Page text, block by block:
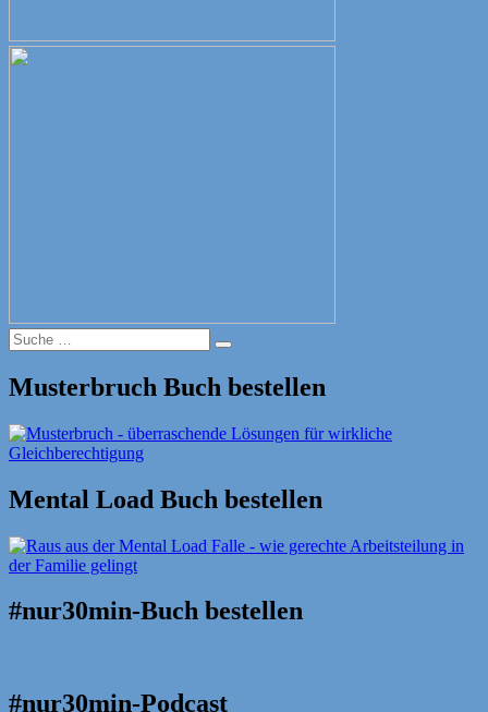
Suche
nach:
Suche
Musterbruch Buch bestellen
Mental Load Buch bestellen
#nur30min-Buch bestellen
#nur30min-Podcast